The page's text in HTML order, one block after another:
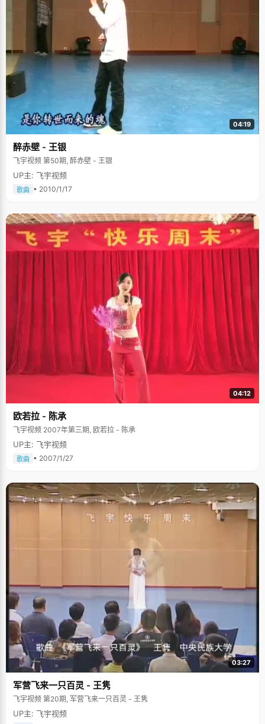
04:19
醉赤壁 - 王银
飞宇视频 第50期, 醉赤壁 - 王银
UP主: 飞宇视频
歌曲 • 2010/1/17
04:12
欧若拉 - 陈承
飞宇视频 2007年第三期, 欧若拉 - 陈承
UP主: 飞宇视频
歌曲 • 2007/1/27
03:27
军营飞来一只百灵 - 王隽
飞宇视频 第20期, 军营飞来一只百灵 - 王隽
UP主: 飞宇视频